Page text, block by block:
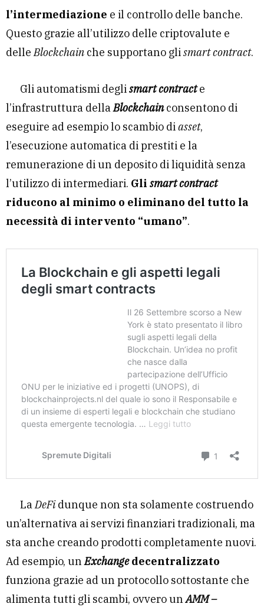
l’intermediazione e il controllo delle banche.
Questo grazie all’utilizzo delle criptovalute e
delleBlockchain che supportano glismart contract.
Gli automatismi deglismart contracte
l’infrastruttura dellaBlockchainconsentono di
eseguire ad esempio lo scambio diasset,
l’esecuzione automatica di prestiti e la
remunerazione di un deposito di liquidità senza
l’utilizzo di intermediari. Gli smart contract
riducono al minimo o eliminano del tutto la
necessità di intervento “umano”.
LaDeFidunque non sta solamente costruendo
un’alternativa ai servizi finanziari tradizionali, ma
sta anche creando prodotti completamente nuovi.
Ad esempio, unExchangedecentralizzato
funziona grazie ad un protocollo sottostante che
alimenta tutti gli scambi, ovvero unAMM –